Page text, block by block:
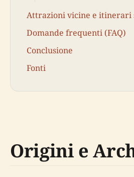
Attrazioni vicine e itinerari
Domande frequenti (FAQ)
Conclusione
Fonti
Origini e